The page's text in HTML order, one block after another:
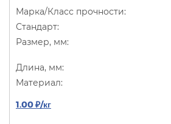
1.00 ₽/кг